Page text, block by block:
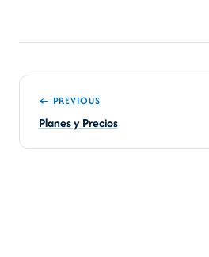
← PREVIOUS
Planes y Precios